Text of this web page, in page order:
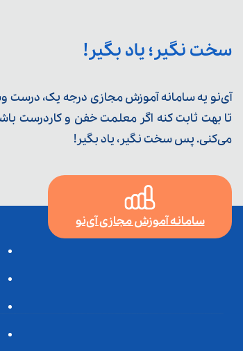
سخت نگیر؛ یاد بگیر!
آی‌نو یه سامانه آموزش مجازی درجه یک، درست
تا بهت ثابت کنه اگر معلمت خفن و کاردرست
می‌کنی. پس سخت نگیر، یاد بگیر!
سامانه آموزش مجازی آی‌نو